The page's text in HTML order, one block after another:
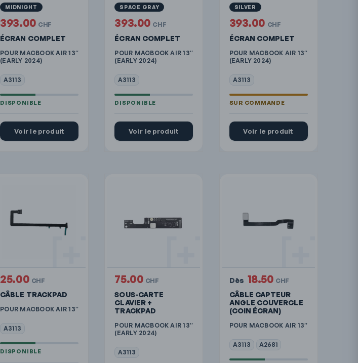
ÉCRAN COMPLET
POUR MACBOOK AIR 13″
(EARLY 2024)
A3113
MIDNIGHT
393.00 CHF
Voir le produit
ÉCRAN COMPLET
POUR MACBOOK AIR 13″
(EARLY 2024)
A3113
SPACE GRAY
393.00 CHF
Voir le produit
ÉCRAN COMPLET
POUR MACBOOK AIR 13″
(EARLY 2024)
A3113
SILVER
393.00 CHF
Voir le produit
CÂBLE TRACKPAD
POUR MACBOOK AIR 13″
A3113
25.00 CHF
SOUS-CARTE
CLAVIER +
TRACKPAD
POUR MACBOOK AIR 13″
(EARLY 2024)
A3113
75.00 CHF
CÂBLE CAPTEUR
ANGLE COUVERCLE
(COIN ÉCRAN)
POUR MACBOOK AIR 13″
A3113 A2681
Dès 18.50 CHF